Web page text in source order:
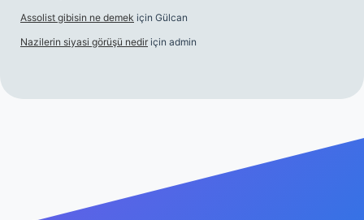
Assolist gibisin ne demek için Gülcan
Nazilerin siyasi görüşü nedir için admin